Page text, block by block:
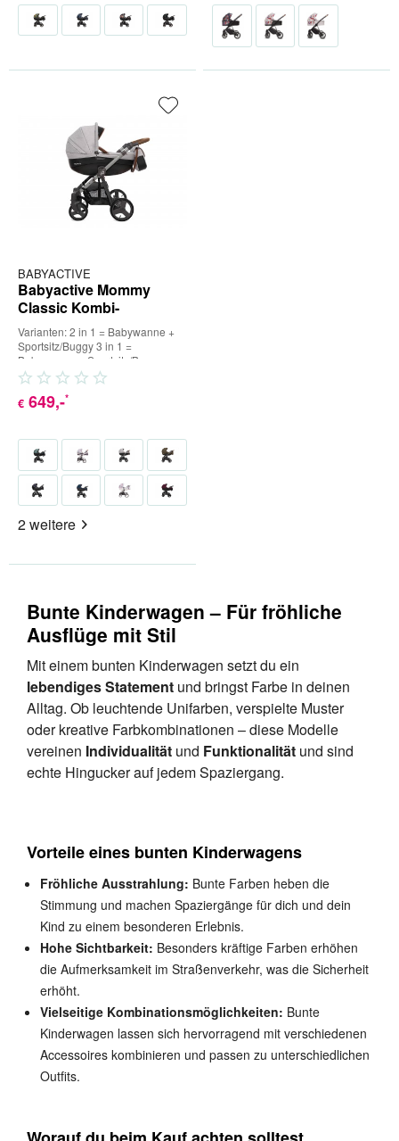
BABYACTIVE
Babyactive Mommy
Classic Kombi-
Kinderwagen
Varianten: 2 in 1 = Babywanne +
Sportsitz/Buggy 3 in 1 =
Babywanne + Sportsitz/Buggy +
Babyschale (inkl. Adapter) 4...
€ 649,-*
2 weitere
Bunte Kinderwagen – Für fröhliche
Ausflüge mit Stil
Mit einem bunten Kinderwagen setzt du ein
lebendiges Statement und bringst Farbe in deinen
Alltag. Ob leuchtende Unifarben, verspielte Muster
oder kreative Farbkombinationen – diese Modelle
vereinen Individualität und Funktionalität und sind
echte Hingucker auf jedem Spaziergang.
Vorteile eines bunten Kinderwagens
Fröhliche Ausstrahlung: Bunte Farben heben die
Stimmung und machen Spaziergänge für dich und dein
Kind zu einem besonderen Erlebnis.
Hohe Sichtbarkeit: Besonders kräftige Farben erhöhen
die Aufmerksamkeit im Straßenverkehr, was die Sicherheit
erhöht.
Vielseitige Kombinationsmöglichkeiten: Bunte
Kinderwagen lassen sich hervorragend mit verschiedenen
Accessoires kombinieren und passen zu unterschiedlichen
Outfits.